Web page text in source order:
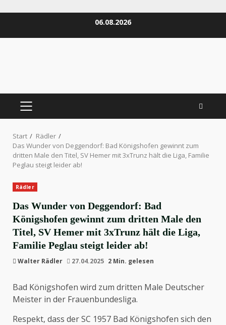
06.08.2026
PRIMÄRES
Start
Rädler
Das Wunder von Deggendorf: Bad Königshofen gewinnt zum
dritten Male den Titel, SV Hemer mit 3xTrunz hält die Liga, Familie
Peglau steigt leider ab!
Rädler
Das Wunder von Deggendorf: Bad
Königshofen gewinnt zum dritten Male den
Titel, SV Hemer mit 3xTrunz hält die Liga,
Familie Peglau steigt leider ab!
Walter Rädler 27.04.2025 2 Min. gelesen
Bad Königshofen wird zum dritten Male Deutscher
Meister in der Frauenbundesliga.
Respekt, dass der SC 1957 Bad Königshofen sich den